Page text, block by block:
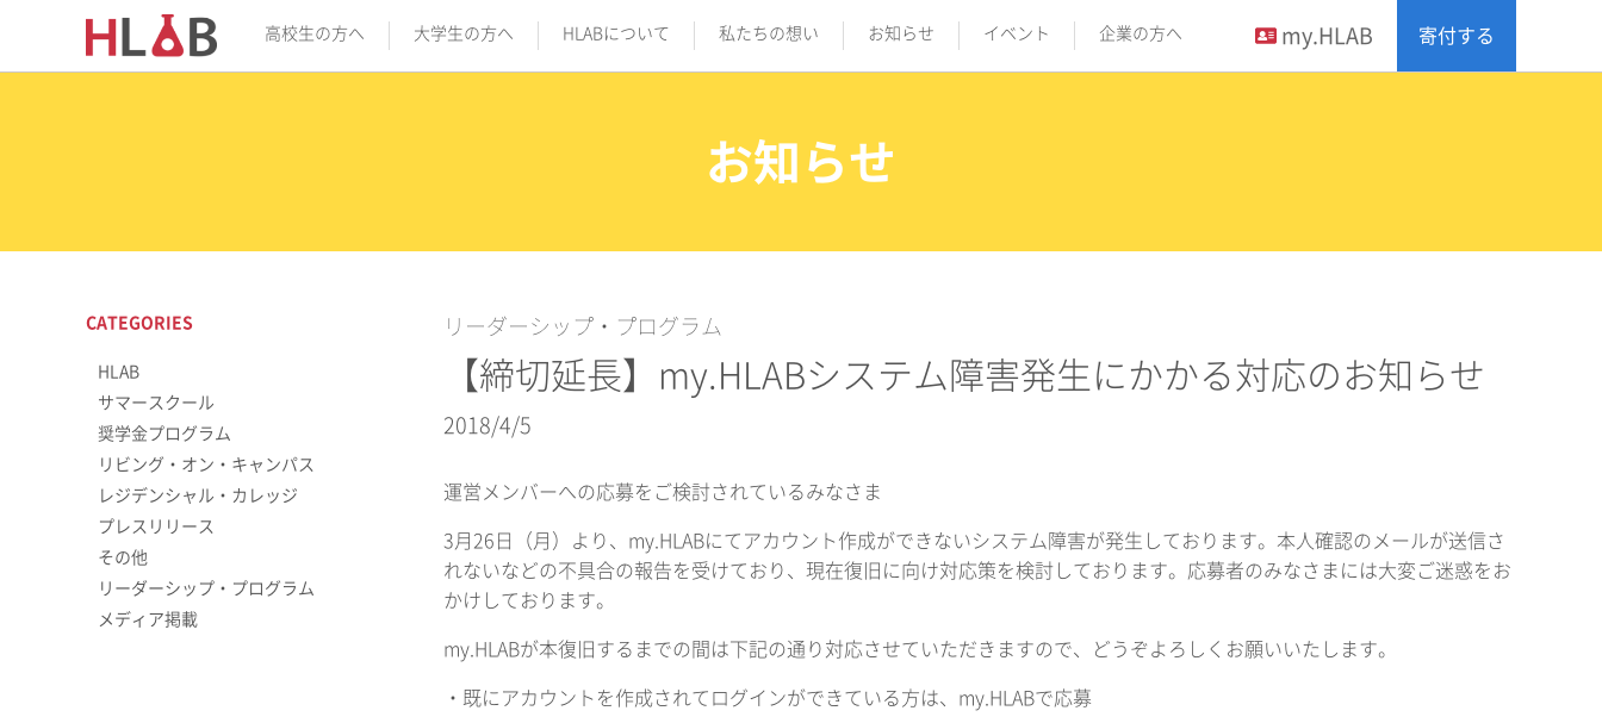
高校生の方へ 大学生の方へ HLABについて 私たちの想い お知らせ イベント 企業の方へ my.HLAB 寄付する
お知らせ
リーダーシップ・プログラム
【締切延長】my.HLABシステム障害発生にかかる対応のお知らせ
2018/4/5
運営メンバーへの応募をご検討されているみなさま
3月26日（月）より、my.HLABにてアカウント作成ができないシステム障害が発生しております。本人確認のメールが送信さ
れないなどの不具合の報告を受けており、現在復旧に向け対応策を検討しております。応募者のみなさまには大変ご迷惑をお
かけしております。
my.HLABが本復旧するまでの間は下記の通り対応させていただきますので、どうぞよろしくお願いいたします。
・既にアカウントを作成されてログインができている方は、my.HLABで応募
CATEGORIES
HLAB
サマースクール
奨学金プログラム
リビング・オン・キャンパス
レジデンシャル・カレッジ
プレスリリース
その他
リーダーシップ・プログラム
メディア掲載